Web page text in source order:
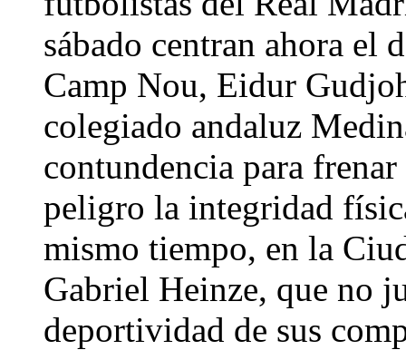
sábado centran ahora el
Camp Nou, Eidur
colegiado andaluz
contundencia para
peligro la integridad
mismo tiempo, en la
Gabriel Heinze, que no
deportividad de sus